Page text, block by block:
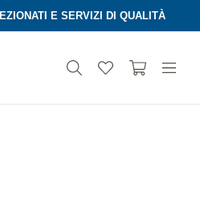
E SERVIZI DI QUALITÀ